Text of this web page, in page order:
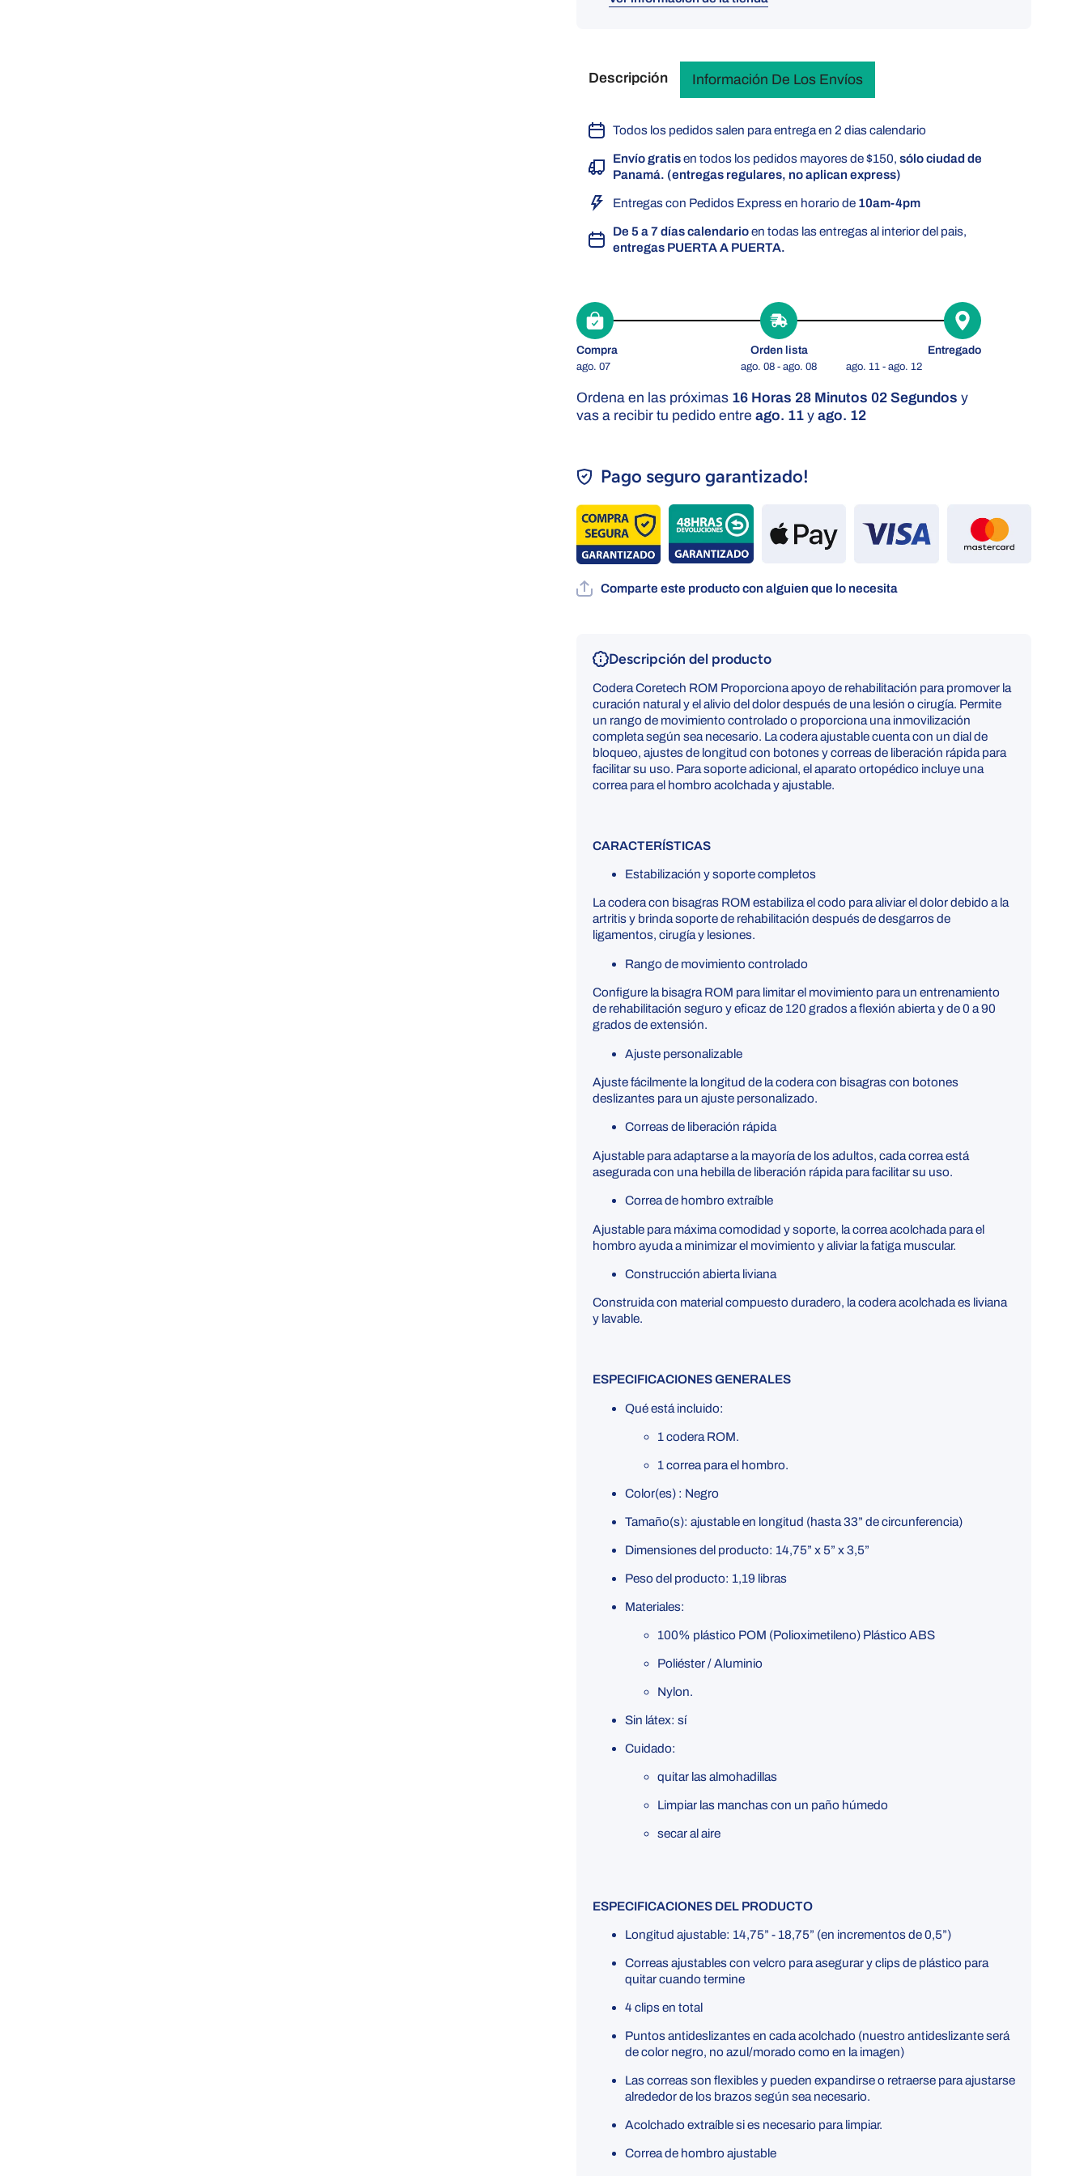
Descripción Información De Los Envíos
Todos los pedidos salen para entrega en 2 dias calendario
Envío gratisen todos los pedidos mayores de $150, sólo ciudad de
Panamá. (entregas regulares, no aplican express)
Entregas con Pedidos Express en horario de 10am-4pm
De 5 a 7 días calendarioen todas las entregas al interior del pais,
entregas PUERTA A PUERTA.
Compra
ago. 07
Orden lista
ago. 08 - ago. 08
Entregado
ago. 11 - ago. 12
Ordena en las próximas 16 Horas 28 Minutos 00 Segundos y
vas a recibir tu pedido entre ago. 11 y ago. 12
Pago seguro garantizado!
Comparte este producto con alguien que lo necesita
Descripción del producto
Codera Coretech ROM Proporciona apoyo de rehabilitación para promover la
curación natural y el alivio del dolor después de una lesión o cirugía. Permite
un rango de movimiento controlado o proporciona una inmovilización
completa según sea necesario. La codera ajustable cuenta con un dial de
bloqueo, ajustes de longitud con botones y correas de liberación rápida para
facilitar su uso. Para soporte adicional, el aparato ortopédico incluye una
correa para el hombro acolchada y ajustable.
CARACTERÍSTICAS
Estabilización y soporte completos
La codera con bisagras ROM estabiliza el codo para aliviar el dolor debido a la
artritis y brinda soporte de rehabilitación después de desgarros de
ligamentos, cirugía y lesiones.
Rango de movimiento controlado
Configure la bisagra ROM para limitar el movimiento para un entrenamiento
de rehabilitación seguro y eficaz de 120 grados a flexión abierta y de 0 a 90
grados de extensión.
Ajuste personalizable
Ajuste fácilmente la longitud de la codera con bisagras con botones
deslizantes para un ajuste personalizado.
Correas de liberación rápida
Ajustable para adaptarse a la mayoría de los adultos, cada correa está
asegurada con una hebilla de liberación rápida para facilitar su uso.
Correa de hombro extraíble
Ajustable para máxima comodidad y soporte, la correa acolchada para el
hombro ayuda a minimizar el movimiento y aliviar la fatiga muscular.
Construcción abierta liviana
Construida con material compuesto duradero, la codera acolchada es liviana
y lavable.
ESPECIFICACIONES GENERALES
Qué está incluido:
1 codera ROM.
1 correa para el hombro.
Color(es) : Negro
Tamaño(s): ajustable en longitud (hasta 33” de circunferencia)
Dimensiones del producto: 14,75” x 5” x 3,5”
Peso del producto: 1,19 libras
Materiales:
100% plástico POM (Polioximetileno) Plástico ABS
Poliéster / Aluminio
Nylon.
Sin látex: sí
Cuidado:
quitar las almohadillas
Limpiar las manchas con un paño húmedo
secar al aire
ESPECIFICACIONES DEL PRODUCTO
Longitud ajustable: 14,75” - 18,75” (en incrementos de 0,5”)
Correas ajustables con velcro para asegurar y clips de plástico para
quitar cuando termine
4 clips en total
Puntos antideslizantes en cada acolchado (nuestro antideslizante será
de color negro, no azul/morado como en la imagen)
Las correas son flexibles y pueden expandirse o retraerse para ajustarse
alrededor de los brazos según sea necesario.
Acolchado extraíble si es necesario para limpiar.
Correa de hombro ajustable